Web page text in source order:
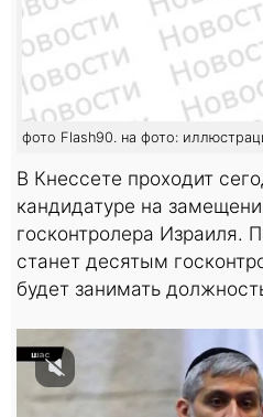
фото Flash90. на фото:
В Кнессете проходит
кандидатуре на
госконтролера Израиля.
станет десятым
будет занимать